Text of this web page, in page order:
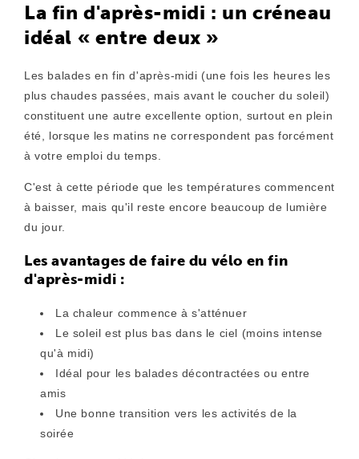
La fin d'après-midi : un créneau
idéal « entre deux »
Les balades en fin d'après-midi (une fois les heures les
plus chaudes passées, mais avant le coucher du soleil)
constituent une autre excellente option, surtout en plein
été, lorsque les matins ne correspondent pas forcément
à votre emploi du temps.
C'est à cette période que les températures commencent
à baisser, mais qu'il reste encore beaucoup de lumière
du jour.
Les avantages de faire du vélo en fin
d'après-midi :
La chaleur commence à s'atténuer
Le soleil est plus bas dans le ciel (moins intense
qu'à midi)
Idéal pour les balades décontractées ou entre
amis
Une bonne transition vers les activités de la
soirée